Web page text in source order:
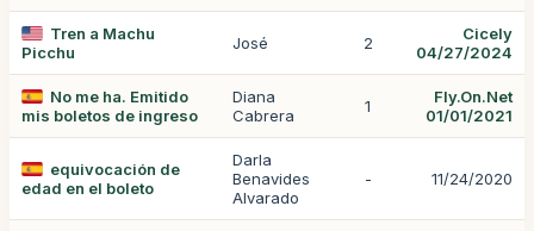
Tren a Machu
Picchu
José 2
Cicely
04/27/2024
No me ha. Emitido
mis boletos de ingreso
Diana
Cabrera
1
Fly.On.Net
01/01/2021
equivocación de
edad en el boleto
Darla
Benavides
Alvarado
- 11/24/2020